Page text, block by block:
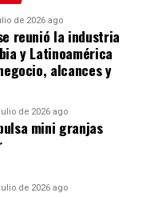
Unido, España y
de Desarrollo
alcance territorial
al expandirse
Mayor. «Durante
en Plaza Mayor, sino
de ciudad,
de 2026 ago
reunió la industria
y Latinoamérica
alcances y
de 2026 ago
mini granjas
de 2026 ago